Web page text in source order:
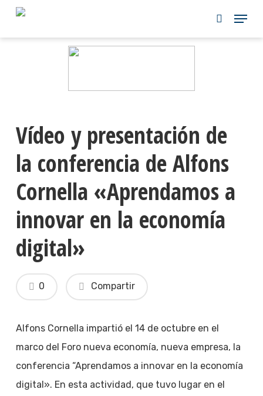
Skip
Vídeo y presentación de
la conferencia de Alfons
Cornella «Aprendamos a
innovar en la economía
digital»
Compartir
0
Alfons Cornella impartió el 14 de octubre en el
marco del Foro nueva economía, nueva empresa, la
conferencia “Aprendamos a innovar en la economía
digital». En esta actividad, que tuvo lugar en el